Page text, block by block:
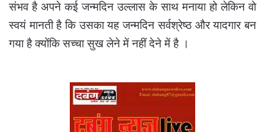
संभव है अपने कई जन्मदिन उल्लास के साथ मनाया हो लेकिन वो
स्वयं मानती है कि उसका यह जन्मदिन सर्वश्रेष्ठ और यादगार बन
गया है क्योंकि सच्चा सुख लेने में नहीं देने में है ।